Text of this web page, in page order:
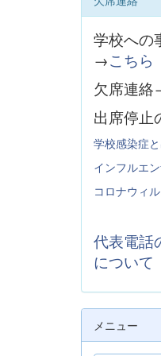
学校への
→こちら
欠席連
出席停止
学校感染症
インフルエ
コロナウィ
代表電話
について
メニュー